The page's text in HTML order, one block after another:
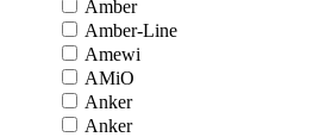
Amber
Amber-Line
Amewi
AMiO
Anker
Anker